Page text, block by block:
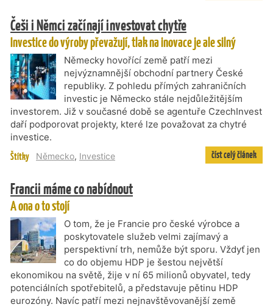
Češi i Němci začínají investovat chytře
Investice do výroby převažují, tlak na inovace je ale silný
Německy hovořící země patří mezi
nejvýznamnější obchodní partnery České
republiky. Z pohledu přímých zahraničních
investic je Německo stále nejdůležitějším
investorem. Již v současné době se agentuře CzechInvest
daří podporovat projekty, které lze považovat za chytré
investice.
Štítky Německo, Investice číst celý článek
Francii máme co nabídnout
A ona o to stojí
O tom, že je Francie pro české výrobce a
poskytovatele služeb velmi zajímavý a
perspektivní trh, nemůže být sporu. Vždyť jen
co do objemu HDP je šestou největší
ekonomikou na světě, žije v ní 65 milionů obyvatel, tedy
potenciálních spotřebitelů, a představuje pětinu HDP
eurozóny. Navíc patří mezi nejnavštěvovanější země